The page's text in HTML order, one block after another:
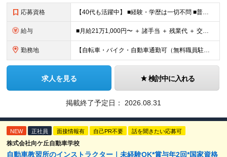
応募資格 【40代も活躍中】 ■経験・学歴は一切不問 ■普通自動車免許※AT限定の方も応募OK！ 前職がタクシー、トラックなどの ドライバー経験者はもちろん、 全くの異業種からスタートした先輩も 多数活躍して
給与 ■月給21万1,000円〜 ＋ 諸手当 ＋ 残業代 ＋ 交通費 ※上記はあくまでスタート時の基本給です ※残業代は別途全額支給します ※試用期間6ヶ月あり（期間中の待遇変更なし） 【資格取得後（入社
勤務地 【自転車・バイク・自動車通勤可（無料職員駐車場あり）】 ◆埼玉県所沢市大字久米936-1 (変更の範囲)上記を除く当社関連勤務地
求人を見る 検討中に入れる
掲載終了予定日： 2026.08.31
NEW 正社員 面接情報有 自己PR不要 話を聞きたい応募可
株式会社向ケ丘自動車学校
自動車教習所のインストラクター｜未経験OK*賞与年2回*国家資格